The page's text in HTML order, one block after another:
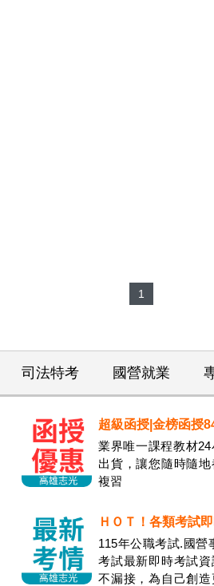
1
司法特考 國營就業
超級函授|金榜函授
業界唯一課程教材
出貨，讓您隨時隨地
複習
ＨＯＴ！各類考試
115年公職考試.國營
考試最新即時考試
不漏接，為自己創